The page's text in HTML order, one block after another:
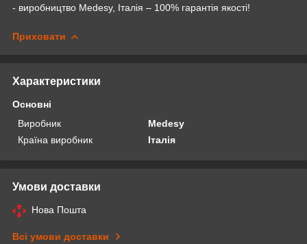
- виробництво Medesy, Італія – 100% гарантія якості!
Приховати
Характеристики
Основні
Виробник
Medesy
Країна виробник
Італія
Умови доставки
Нова Пошта
Всі умови доставки